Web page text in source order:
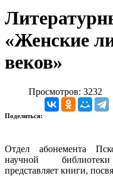
«Женские
веков»
Просмотров: 3232
Поделиться:
Отдел абонемента
научной
представляет книги,